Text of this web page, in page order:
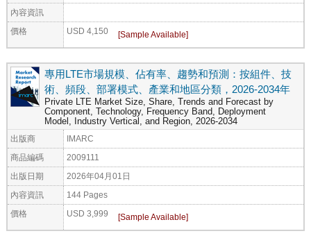
內容資訊
價格 USD 4,150
專用LTE市場規模、佔有率、趨勢和預測：按組件、技
術、頻段、部署模式、產業和地區分類，2026-2034年
Private LTE Market Size, Share, Trends and Forecast by
Component, Technology, Frequency Band, Deployment
Model, Industry Vertical, and Region, 2026-2034
出版商 IMARC
商品編碼 2009111
出版日期 2026年04月01日
內容資訊 144 Pages
價格 USD 3,999